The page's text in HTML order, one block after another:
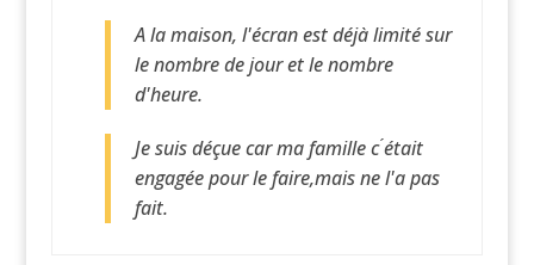
A la maison, l'écran est déjà limité sur
le nombre de jour et le nombre
d'heure.
Je suis déçue car ma famille c ́était
engagée pour le faire,mais ne l'a pas
fait.